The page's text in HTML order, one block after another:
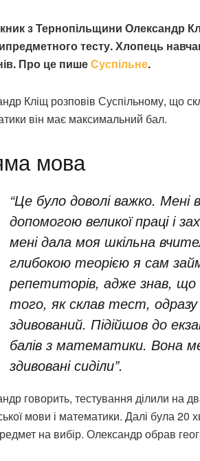
з Тернопільщини Олександр
тесту. Хлопець
Про це пишеСуспільне.
Кліщ розповів Суспільному, що
він має максимальний бал.
мова
“Це було доволі важко. Мені
допомогою великої праці і
мені дала моя шкільна
глибокою теорією я сам
репетиторів, адже знав,
того, як склав тест,
здивований. Підійшов до
балів з математики. Вона
здивовані сиділи”.
говорить, тестування ділили на
мови і математики. Далі була 20
на вибір. Олександр обрав